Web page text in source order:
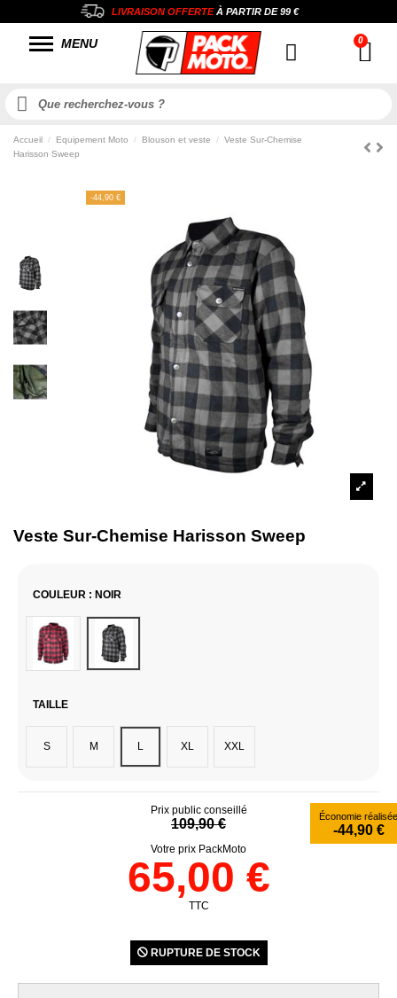
LIVRAISON OFFERTEÀ PARTIR DE99 €
MENU
Accueil Equipement Moto Blouson et veste
Veste Sur-Chemise
Harisson Sweep
-44,90 €
Veste Sur-Chemise Harisson Sweep
COULEUR : NOIR
Rouge Noir
TAILLE
S M L XL XXL
Prix public conseillé
109,90 € Économie réalisée
-44,90 €
Votre prix PackMoto
65,00 €
TTC
RUPTURE DE STOCK